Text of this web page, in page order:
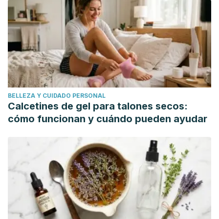
2023.https://eur-lex.europa.eu/LexUriServ/LexUriServ.do?
uri=OJ:L:2011:304:0018:0063:ES:PDF
Gupta, E. (s.f.).
GERD Diet: foods that help with acid reflux
(heartburn)
. John Hopkins Medicine. Consultado el 26 de
setiembre de
2023.
https://www.hopkinsmedicine.org/health/wellness-
and-prevention/gerd-diet-foods-that-help-with-acid-
reflux-heartburn
Hartley, L., May, M. D., Loveman, E., Colquitt, J. L., & Rees, K.
cardiovascular disease.The Cochrane Database of
Systematic Reviews,2016
https://www.cochrane.org/CD011472/VASC_dietary-
fibre-prevent-cardiovascular-disease
Harvard T. H. Chan. School of Public Health. (Abril 2022).
. Consultado el 26 de setiembre de
BELLEZA Y CUIDADO PERSONAL
Calcetines de gel para talones secos:
cómo funcionan y cuándo pueden ayudar